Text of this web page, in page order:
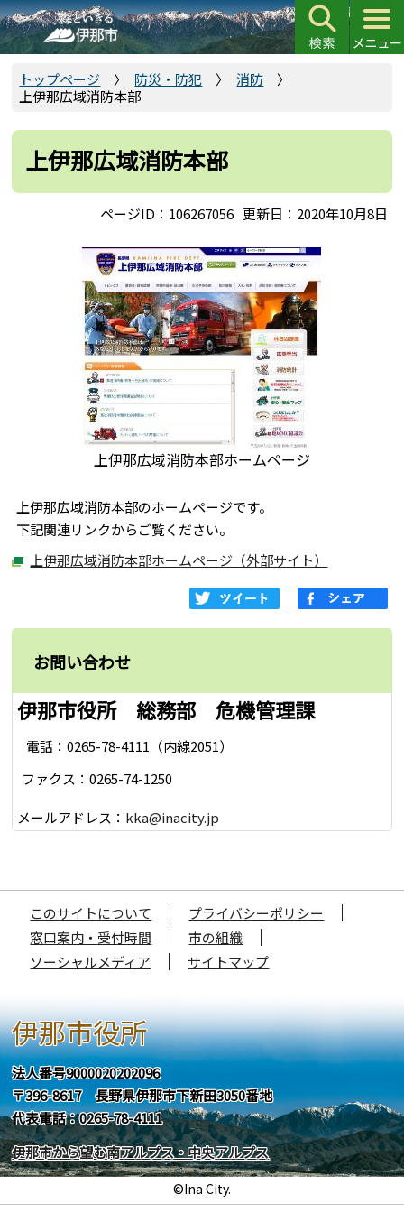
こ
の
ペ
で
トップページ 防災・防犯
消防
上伊那広域消防本部
上伊那広域消防本部
ページID：106267056 更新日：2020年10月8日
上伊那広域消防本部ホームページ
上伊那広域消防本部のホームページです。
下記関連リンクからご覧ください。
上伊那広域消防本部ホームページ（外部サイト）
お問い合わせ
伊那市役所 総務部 危機管理課
電話：0265-78-4111（内線2051）
ファクス：0265-74-1250
メールアドレス： kka@inacity.jp
このサイトについて
プライバシーポリシー
窓口案内・受付時間
市の組織
ソーシャルメディア
サイトマップ
伊那市役所
法人番号9000020202096
〒396-8617 長野県伊那市下新田3050番地
代表電話：0265-78-4111
伊那市から望む南アルプス・中央アルプス
©Ina City.